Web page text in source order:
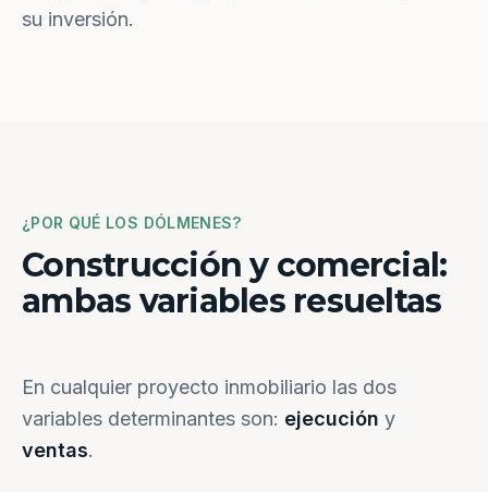
su inversión.
¿POR QUÉ LOS DÓLMENES?
Construcción y comercial:
ambas variables resueltas
En cualquier proyecto inmobiliario las dos
variables determinantes son: ejecución y
ventas.